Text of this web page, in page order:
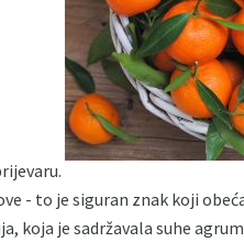
- to je siguran znak koji
koja je sadržavala suhe